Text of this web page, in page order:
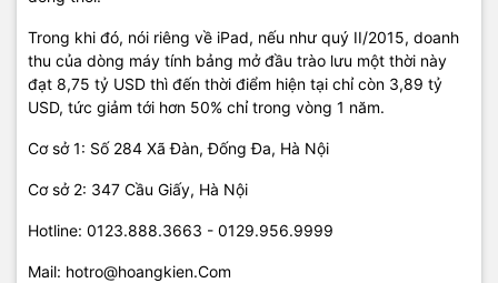
Trong khi đó, nói riêng về iPad, nếu như quý II/2015, doanh
thu của dòng máy tính bảng mở đầu trào lưu một thời này
đạt 8,75 tỷ USD thì đến thời điểm hiện tại chỉ còn 3,89 tỷ
USD, tức giảm tới hơn 50% chỉ trong vòng 1 năm.
Cơ sở 1: Số 284 Xã Đàn, Đống Đa, Hà Nội
Cơ sở 2: 347 Cầu Giấy, Hà Nội
Hotline: 0123.888.3663 - 0129.956.9999
Mail: hotro@hoangkien.Com